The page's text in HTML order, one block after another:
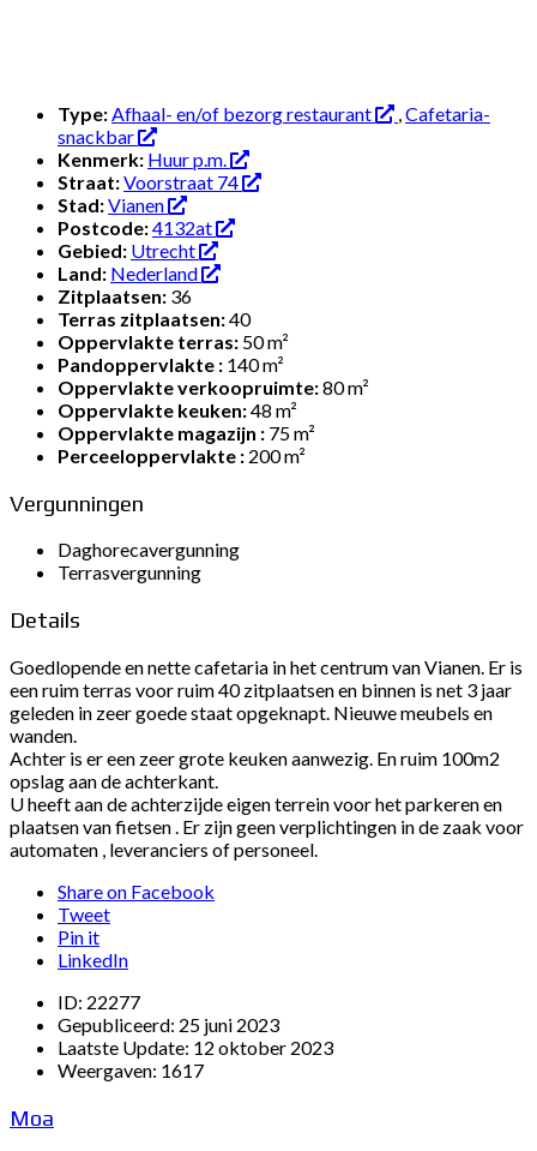
Type:Afhaal- en/of bezorg restaurant ,Cafetaria-
snackbar
Kenmerk: Huur p.m.
Straat:Voorstraat 74
Stad:Vianen
Postcode:4132at
Gebied: Utrecht
Land: Nederland
Zitplaatsen: 36
Terras zitplaatsen:40
Oppervlakte terras: 50 m²
Pandoppervlakte : 140 m²
Oppervlakte verkoopruimte:80 m²
Oppervlakte keuken:48 m²
Oppervlakte magazijn : 75 m²
Perceeloppervlakte : 200 m²
Vergunningen
Daghorecavergunning
Terrasvergunning
Details
Goedlopende en nette cafetaria in het centrum van Vianen. Er is
een ruim terras voor ruim 40 zitplaatsen en binnen is net 3 jaar
geleden in zeer goede staat opgeknapt. Nieuwe meubels en
wanden.
Achter is er een zeer grote keuken aanwezig. En ruim 100m2
opslag aan de achterkant.
U heeft aan de achterzijde eigen terrein voor het parkeren en
plaatsen van fietsen . Er zijn geen verplichtingen in de zaak voor
automaten , leveranciers of personeel.
Share on Facebook
Tweet
Pin it
LinkedIn
ID: 22277
Gepubliceerd: 25 juni 2023
Laatste Update: 12 oktober 2023
Weergaven: 1617
Moa